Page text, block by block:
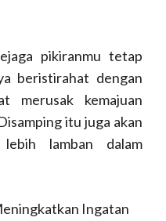
pikiranmu tetap
beristirahat dengan
merusak kemajuan
itu juga akan
lamban dalam